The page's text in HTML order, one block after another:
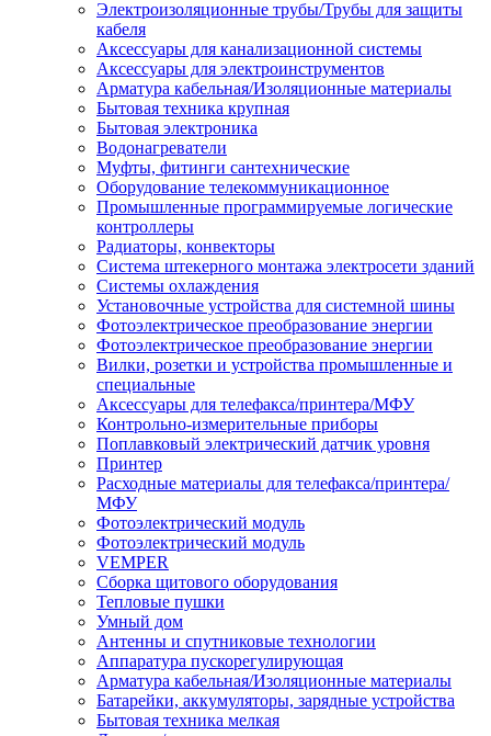
Электроизоляционные трубы/Трубы для защиты
кабеля
Аксессуары для канализационной системы
Аксессуары для электроинструментов
Арматура кабельная/Изоляционные материалы
Бытовая техника крупная
Бытовая электроника
Водонагреватели
Муфты, фитинги сантехнические
Оборудование телекоммуникационное
Промышленные программируемые логические
контроллеры
Радиаторы, конвекторы
Система штекерного монтажа электросети зданий
Системы охлаждения
Установочные устройства для системной шины
Фотоэлектрическое преобразование энергии
Фотоэлектрическое преобразование энергии
Вилки, розетки и устройства промышленные и
специальные
Аксессуары для телефакса/принтера/МФУ
Контрольно-измерительные приборы
Поплавковый электрический датчик уровня
Принтер
Расходные материалы для телефакса/принтера/
МФУ
Фотоэлектрический модуль
Фотоэлектрический модуль
VEMPER
Сборка щитового оборудования
Тепловые пушки
Умный дом
Антенны и спутниковые технологии
Аппаратура пускорегулирующая
Арматура кабельная/Изоляционные материалы
Батарейки, аккумуляторы, зарядные устройства
Бытовая техника мелкая